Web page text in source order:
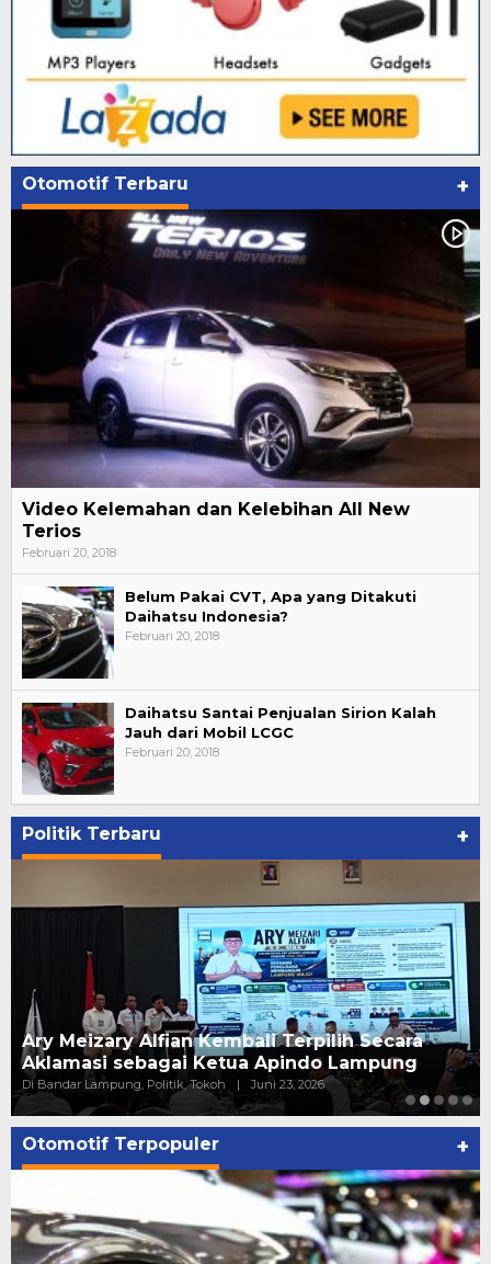
Otomotif Terbaru +
Video Kelemahan dan Kelebihan All New
Terios
Februari 20, 2018
Belum Pakai CVT, Apa yang Ditakuti
Daihatsu Indonesia?
Februari 20, 2018
Daihatsu Santai Penjualan Sirion Kalah
Jauh dari Mobil LCGC
Februari 20, 2018
Politik Terbaru +
Ary Meizary Alfian Kembali Terpilih Secara
Aklamasi sebagai Ketua Apindo Lampung
Di Bandar Lampung, Politik, Tokoh | Juni 23, 2026
Otomotif Terpopuler +